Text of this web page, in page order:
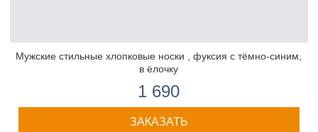
Мужские стильные хлопковые носки , фуксия с тёмно-синим,
в ёлочку
1 690
ЗАКАЗАТЬ